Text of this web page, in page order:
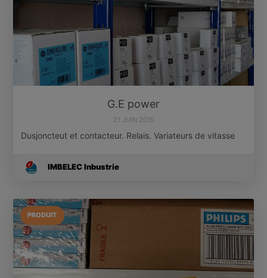
G.E power
21 JUIN 2015
Dusjoncteut et contacteur. Relais. Variateurs de vitasse
IMBELEC Inbustrie
PRODUIT